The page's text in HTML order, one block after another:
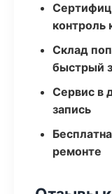
контроль
Склад
быстрый
Сервис в
запись
ремонте